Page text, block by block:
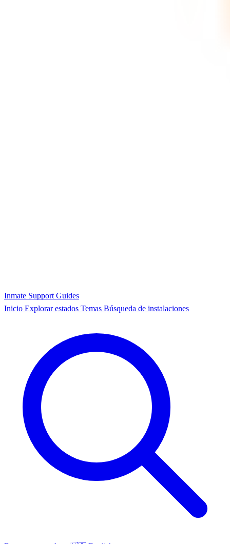
Inmate Support Guides
Inicio Explorar estados Temas Búsqueda de instalaciones